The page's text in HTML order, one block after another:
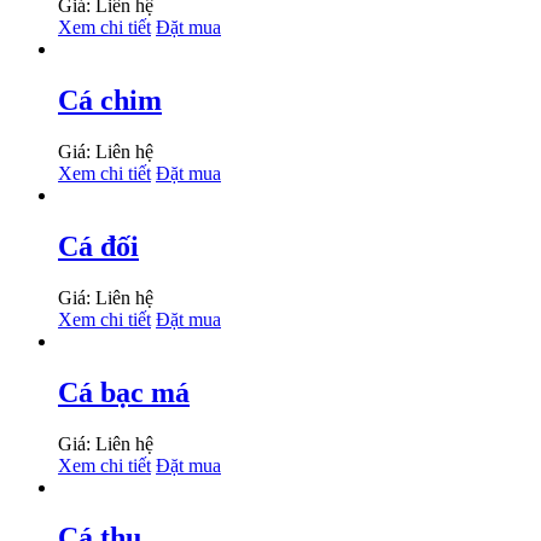
Giá: Liên hệ
Xem chi tiết Đặt mua
Cá chim
Giá: Liên hệ
Xem chi tiết Đặt mua
Cá đối
Giá: Liên hệ
Xem chi tiết Đặt mua
Cá bạc má
Giá: Liên hệ
Xem chi tiết Đặt mua